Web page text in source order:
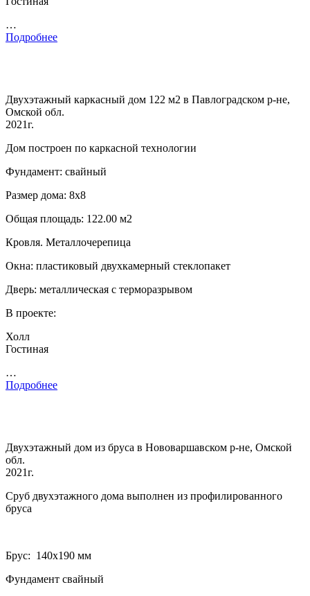
…
Подробнее
Двухэтажный каркасный дом 122 м2 в Павлоградском р-не,
Омской обл.
2021г.
Дом построен по каркасной технологии
Фундамент: свайный
Размер дома: 8х8
Общая площадь: 122.00 м2
Кровля. Металлочерепица
Окна: пластиковый двухкамерный стеклопакет
Дверь: металлическая с терморазрывом
В проекте:
Холл
Гостиная
…
Подробнее
Двухэтажный дом из бруса в Нововаршавском р-не, Омской
обл.
2021г.
Сруб двухэтажного дома выполнен из профилированного
бруса
Брус: 140­х190 мм
Фундамент свайный